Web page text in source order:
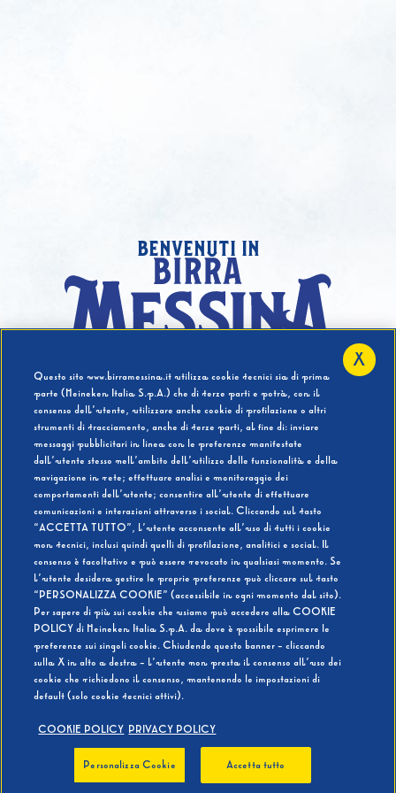
benvenuti in
Hai compiuto 18 Anni?
SI NO
BEVI RESPONSABILMENTE
Questo sito www.birramessina.it utilizza cookie tecnici sia di prima
parte (Heineken Italia S.p.A.) che di terze parti e potrà, con il
consenso dell’utente, utilizzare anche cookie di profilazione o altri
strumenti di tracciamento, anche di terze parti, al fine di: inviare
messaggi pubblicitari in linea con le preferenze manifestate
dall’utente stesso nell’ambito dell’utilizzo delle funzionalità e della
navigazione in rete; effettuare analisi e monitoraggio dei
comportamenti dell’utente; consentire all’utente di effettuare
comunicazioni e interazioni attraverso i social. Cliccando sul tasto
“ACCETTA TUTTO”, l’utente acconsente all’uso di tutti i cookie
non tecnici, inclusi quindi quelli di profilazione, analitici e social. Il
consenso è facoltativo e può essere revocato in qualsiasi momento. Se
l’utente desidera gestire le proprie preferenze può cliccare sul tasto
“PERSONALIZZA COOKIE” (accessibile in ogni momento dal sito).
Per sapere di più sui cookie che usiamo può accedere alla COOKIE
POLICY di Heineken Italia S.p.A. da dove è possibile esprimere le
preferenze sui singoli cookie. Chiudendo questo banner - cliccando
sulla X in alto a destra - l’utente non presta il consenso all’uso dei
cookie che richiedono il consenso, mantenendo le impostazioni di
default (solo cookie tecnici attivi).
COOKIE POLICY PRIVACY POLICY
Personalizza Cookie Accetta tutto
X